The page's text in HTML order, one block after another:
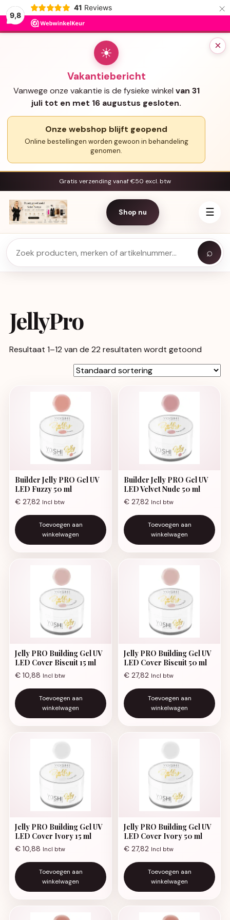
9,8
41 Reviews ×
×
☀
Vakantiebericht
Vanwege onze vakantie is de fysieke winkel van 31
juli tot en met 16 augustus gesloten.
Onze webshop blijft geopend
Online bestellingen worden gewoon in behandeling
genomen.
Gratis verzending vanaf €50 excl. btw
Shop nu ☰
⌕
JellyPro
Resultaat 1–12 van de 22 resultaten wordt getoond
Builder Jelly PRO Gel UV
LED Fuzzy 50 ml
€ 27,82 Incl btw
Toevoegen aan
winkelwagen
Builder Jelly PRO Gel UV
LED Velvet Nude 50 ml
€ 27,82 Incl btw
Toevoegen aan
winkelwagen
Jelly PRO Building Gel UV
LED Cover Biscuit 15 ml
€ 10,88 Incl btw
Toevoegen aan
winkelwagen
Jelly PRO Building Gel UV
LED Cover Biscuit 50 ml
€ 27,82 Incl btw
Toevoegen aan
winkelwagen
Jelly PRO Building Gel UV
LED Cover Ivory 15 ml
€ 10,88 Incl btw
Toevoegen aan
winkelwagen
Jelly PRO Building Gel UV
LED Cover Ivory 50 ml
€ 27,82 Incl btw
Toevoegen aan
winkelwagen